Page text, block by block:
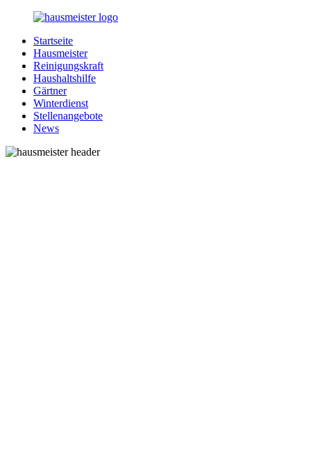
Zurück
Inhalt
Hausmeister.de
Alles
rund
Ihren
Haushalt
Startseite
Hausmeister
Reinigungskraft
Haushaltshilfe
Gärtner
Winterdienst
Stellenangebote
News